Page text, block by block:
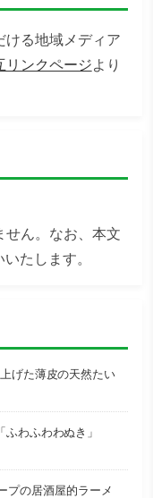
ける地域メディア
リンクページより
せん。なお、本文
たします。
げた薄皮の天然たい
わふわわぬき」
プの居酒屋的ラーメ